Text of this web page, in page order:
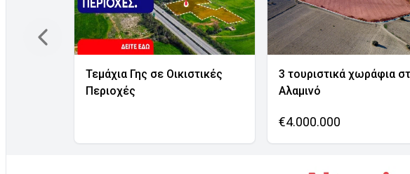
Τεμάχια Γης σε Οικιστικές
Περιοχές
3 τουριστικά χωράφια
Αλαμινό
€4.000.000